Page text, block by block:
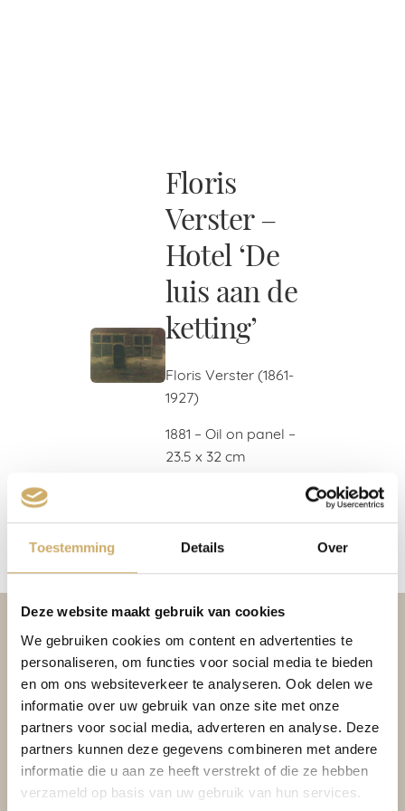
Toestemming Details Over
Deze website maakt gebruik van cookies
We gebruiken cookies om content en advertenties te
personaliseren, om functies voor social media te bieden
en om ons websiteverkeer te analyseren. Ook delen we
informatie over uw gebruik van onze site met onze
partners voor social media, adverteren en analyse. Deze
partners kunnen deze gegevens combineren met andere
informatie die u aan ze heeft verstrekt of die ze hebben
verzameld op basis van uw gebruik van hun services.
Floris
Verster –
Hotel ‘De
luis aan de
ketting’
Floris Verster (1861-
1927)
1881 – Oil on panel –
23.5 x 32 cm
BOOKING CONDITIONS